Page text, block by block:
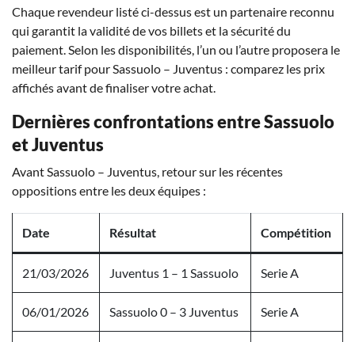
Chaque revendeur listé ci-dessus est un partenaire reconnu
qui garantit la validité de vos billets et la sécurité du
paiement. Selon les disponibilités, l’un ou l’autre proposera le
meilleur tarif pour Sassuolo – Juventus : comparez les prix
affichés avant de finaliser votre achat.
Dernières confrontations entre Sassuolo
et Juventus
Avant Sassuolo – Juventus, retour sur les récentes
oppositions entre les deux équipes :
Date Résultat Compétition
21/03/2026 Juventus 1 – 1 Sassuolo Serie A
06/01/2026 Sassuolo 0 – 3 Juventus Serie A